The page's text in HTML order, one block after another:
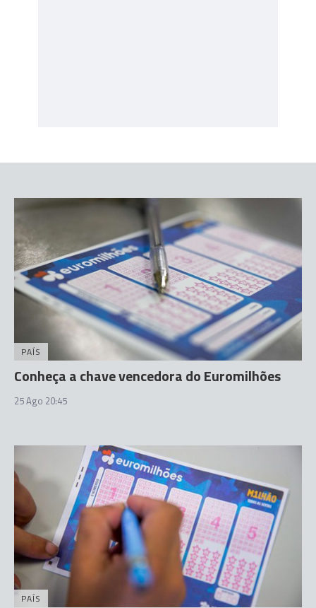
PAÍS
Conheça a chave vencedora do Euromilhões
25 Ago 20:45
PAÍS